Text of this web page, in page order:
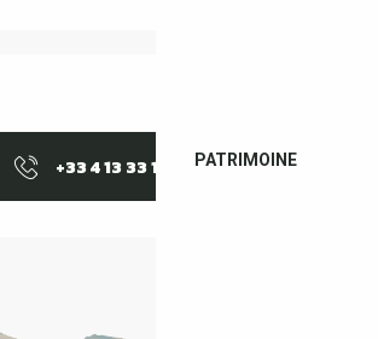
PATRIMOINE
+33 4 13 33 10 ▒▒